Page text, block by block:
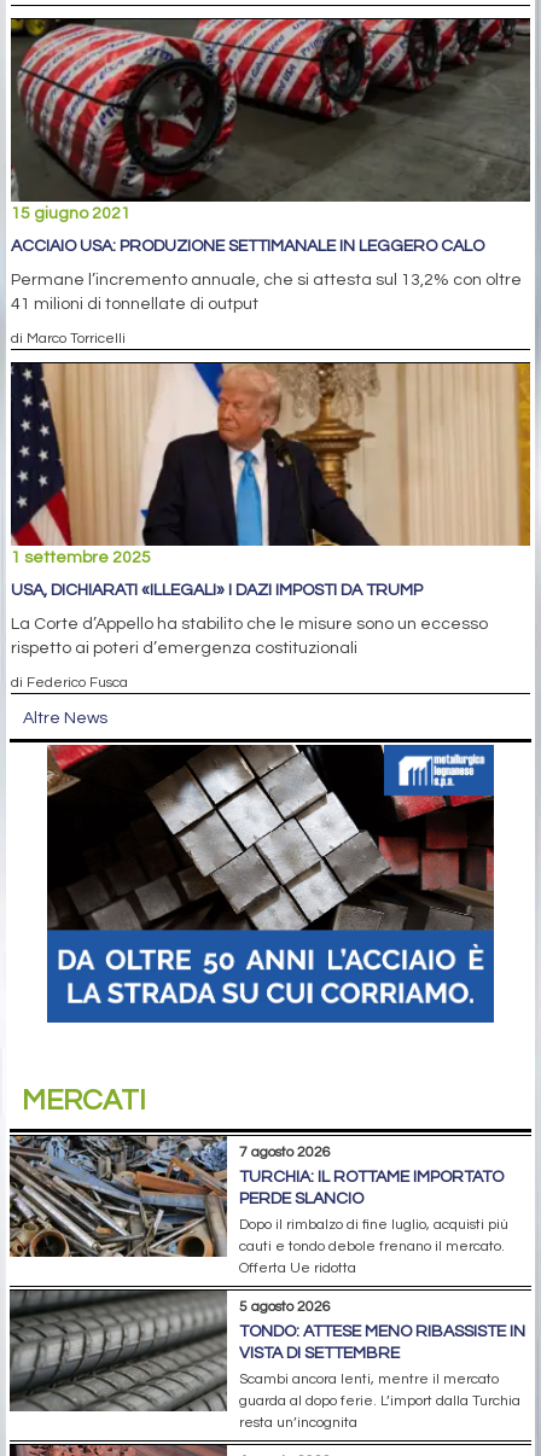
15 giugno 2021
ACCIAIO USA: PRODUZIONE SETTIMANALE IN LEGGERO CALO
Permane l’incremento annuale, che si attesta sul 13,2% con oltre
41 milioni di tonnellate di output
di Marco Torricelli
1 settembre 2025
USA, DICHIARATI «ILLEGALI» I DAZI IMPOSTI DA TRUMP
La Corte d’Appello ha stabilito che le misure sono un eccesso
rispetto ai poteri d’emergenza costituzionali
di Federico Fusca
Altre News
MERCATI
7 agosto 2026
TURCHIA: IL ROTTAME IMPORTATO
PERDE SLANCIO
Dopo il rimbalzo di fine luglio, acquisti più
cauti e tondo debole frenano il mercato.
Offerta Ue ridotta
5 agosto 2026
TONDO: ATTESE MENO RIBASSISTE IN
VISTA DI SETTEMBRE
Scambi ancora lenti, mentre il mercato
guarda al dopo ferie. L’import dalla Turchia
resta un’incognita